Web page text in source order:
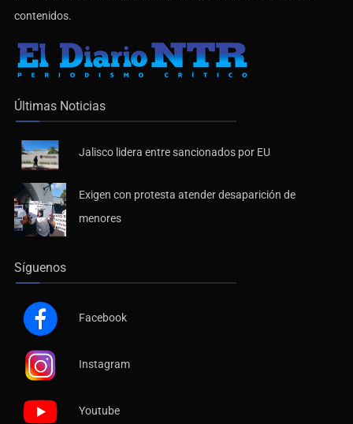
contenidos.
Últimas Noticias
Jalisco lidera entre sancionados por EU
Exigen con protesta atender desaparición de
menores
Síguenos
Facebook
Instagram
Youtube